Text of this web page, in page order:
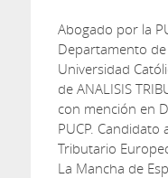
Abogado por la
Departamento
Universidad
de ANALISIS
con mención en
PUCP.
Tributario
La Mancha de